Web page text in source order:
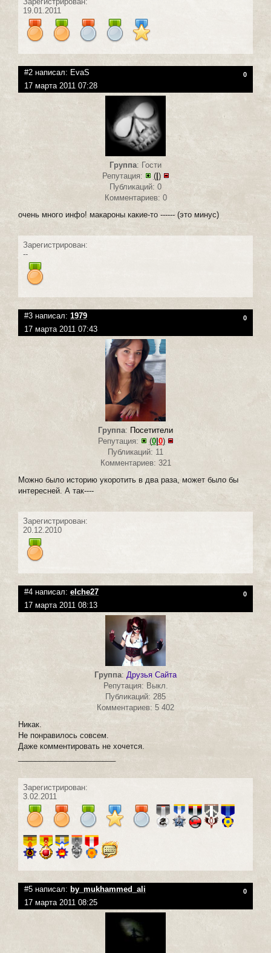
19.01.2011
#2 написал: EvaS 0
17 марта 2011 07:28
Группа: Гости
Репутация:
(| )
Публикаций: 0
Комментариев: 0
очень много инфо! макароны какие-то ------ (это минус)
Зарегистрирован:
--
#3 написал: 1979 0
17 марта 2011 07:43
Группа: Посетители
Репутация:
(0| 0)
Публикаций: 11
Комментариев: 321
Можно было историю укоротить в два раза, может было бы
интересней. А так----
Зарегистрирован:
20.12.2010
#4 написал: elche27 0
17 марта 2011 08:13
Группа: Друзья Сайта
Репутация: Выкл.
Публикаций: 285
Комментариев: 5 402
Никак.
Не понравилось совсем.
Даже комментировать не хочется.
Зарегистрирован:
3.02.2011
#5 написал: by_mukhammed_ali 0
17 марта 2011 08:25